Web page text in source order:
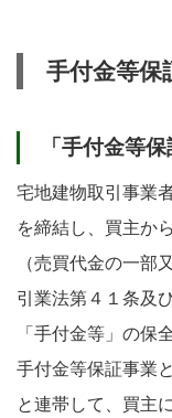
手付金等保
「手付金等
宅地建物取引事業
を締結し、買主から
（売買代金の一部
引業法第４１条及
「手付金等」の保
手付金等保証事業
と連帯して、買主